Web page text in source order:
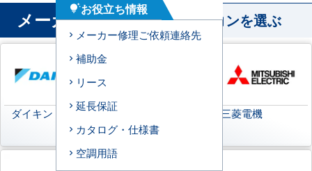
メーカー から業務用エアコンを選ぶ
ダイキン
日本キヤリア
(旧:東芝キヤリア)
三菱電機
tips_and_updatesお役立ち情報
メーカー修理ご依頼連絡先
補助金
リース
延長保証
カタログ・仕様書
空調用語